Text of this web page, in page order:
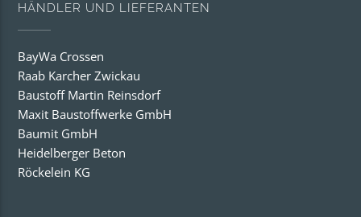
HÄNDLER UND LIEFERANTEN
BayWa Crossen
Raab Karcher Zwickau
Baustoff Martin Reinsdorf
Maxit Baustoffwerke GmbH
Baumit GmbH
Heidelberger Beton
Röckelein KG